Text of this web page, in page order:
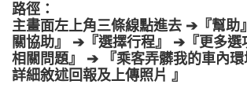
路徑：
主畫面左上角三條線點進去 ➔『幫助
關協助』 ➔『選擇行程』 ➔ 『更多
相關問題』 ➔ 『乘客弄髒我的車內
詳細敘述回報及上傳照片 』